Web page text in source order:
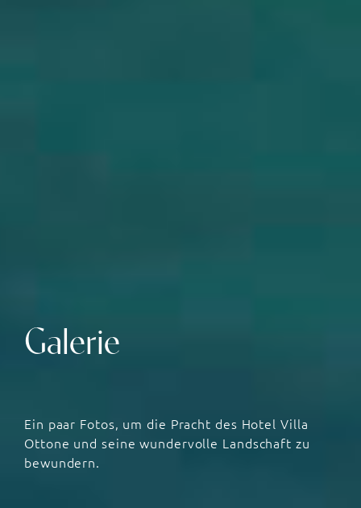
Galerie
Ein paar Fotos, um die Pracht des Hotel Villa
Ottone und seine wundervolle Landschaft zu
bewundern.